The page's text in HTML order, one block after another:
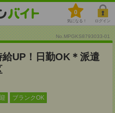
0
気になる！ ログイン
No.MPGKS8793033-01
給UP！日勤OK＊派遣
ブランクOK